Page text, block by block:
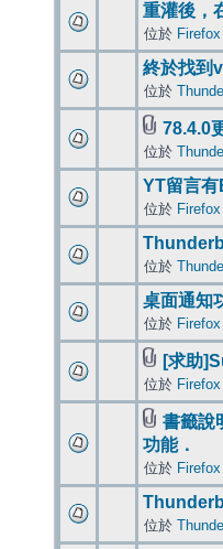
重灌後，
位於 Firefox
終於找到
位於
78.4.0
位於
YT留言有
位於 Firefox
位於
桌面通知
位於 Firefox
[求助
位於 Firefox
書籤說
功能．
位於 Firefox
位於